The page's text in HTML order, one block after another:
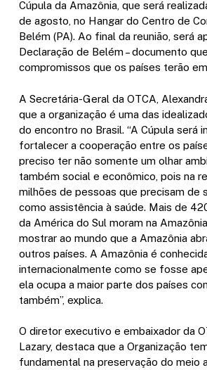
Cúpula da Amazônia, que será
de agosto, no Hangar do Centro de
Belém (PA). Ao final da reunião, será
Declaração de Belém – documento
compromissos que os países terão
A Secretária-Geral da OTCA,
que a organização é uma das
do encontro no Brasil. “A Cúpula será
fortalecer a cooperação entre os
preciso ter não somente um olhar
também social e econômico, pois na
milhões de pessoas que precisam de
como assistência à saúde. Mais de
da América do Sul moram na
mostrar ao mundo que a Amazônia
outros países. A Amazônia é
internacionalmente como se fosse
ela ocupa a maior parte dos países
também”, explica.
O diretor executivo e embaixador da
Lazary, destaca que a Organização
fundamental na preservação do meio